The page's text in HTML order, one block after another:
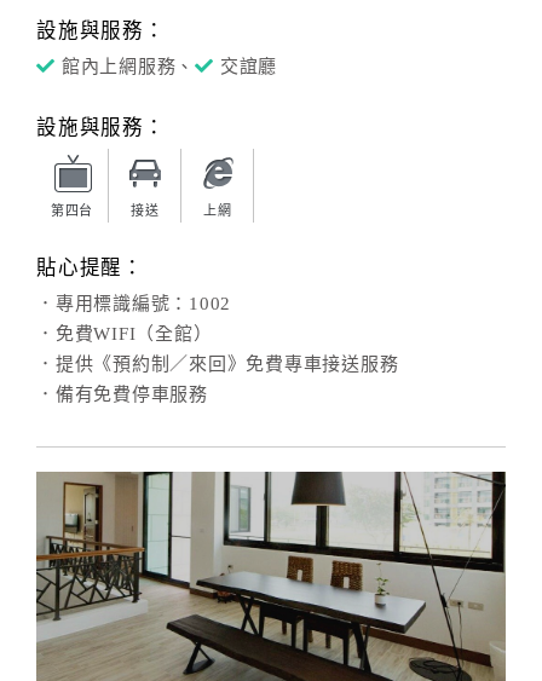
合
旅
品
宣
傳
設施與服務：
館內上網服務、 交誼廳
設施與服務：
第四台 接送 上網
貼心提醒：
．專用標識編號：1002
．免費WIFI（全館）
．提供《預約制／來回》免費專車接送服務
．備有免費停車服務